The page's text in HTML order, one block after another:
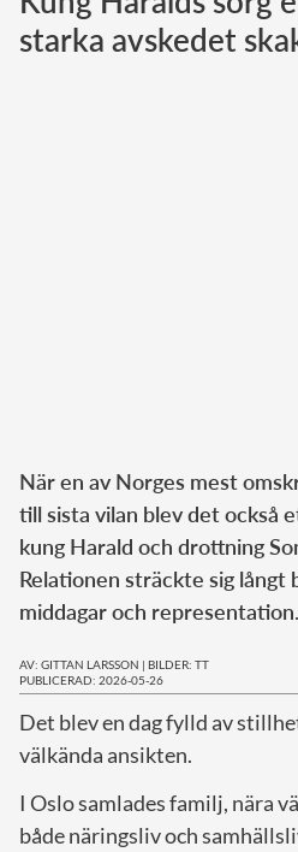
Norska
starka avskedet
När en av Norges mest
till sista vilan blev det också
kung Harald och drottning
Relationen sträckte sig långt
middagar och representation.
AV: GITTAN LARSSON | BILDER: TT
PUBLICERAD: 2026-05-26
Det blev en dag fylld av
välkända ansikten.
I Oslo samlades familj, nära
både näringsliv och